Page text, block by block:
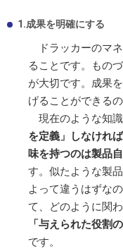
1.成果を明確にする
ドラッカーのマ
ることです。もの
が大切です。成果
げることができるの
現在のような知識
を定義」しなけれ
味を持つのは製品
す。似たような製
よって違うはずな
て、どのように関
「与えられた役割
です。